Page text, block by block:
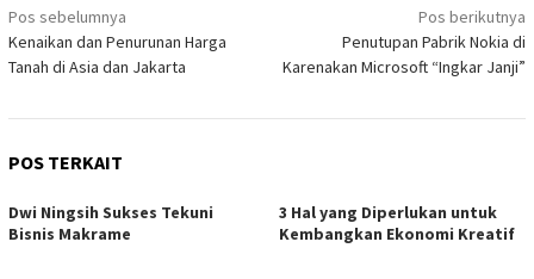
Navigasi
pos
Pos sebelumnya
Kenaikan dan Penurunan Harga
Tanah di Asia dan Jakarta
Pos berikutnya
Penutupan Pabrik Nokia di
Karenakan Microsoft “Ingkar Janji”
POS TERKAIT
Dwi Ningsih Sukses Tekuni
Bisnis Makrame
3 Hal yang Diperlukan untuk
Kembangkan Ekonomi Kreatif